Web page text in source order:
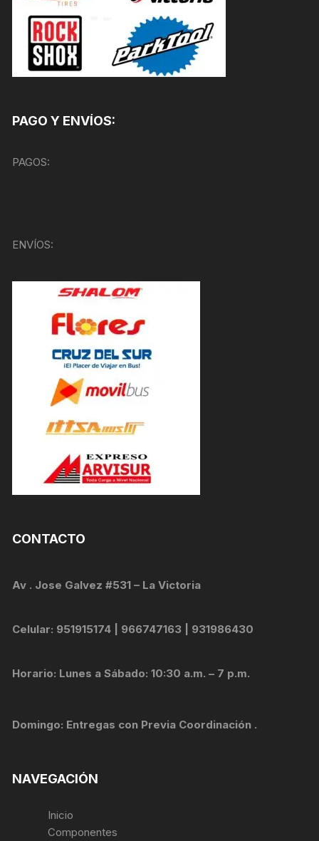
PAGO Y ENVÍOS:
PAGOS:
ENVÍOS:
CONTACTO
Av . Jose Galvez #531 – La Victoria
Celular: 951915174 | 966747163 | 931986430
Horario: Lunes a Sábado: 10:30 a.m. – 7 p.m.
Domingo: Entregas con Previa Coordinación .
NAVEGACIÓN
Inicio
Componentes